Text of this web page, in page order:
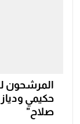
حكيمي
صلاح"